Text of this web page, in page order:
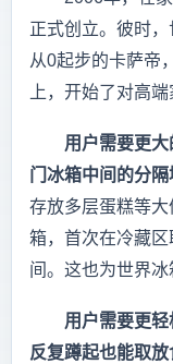
正式创立。彼时
从0起步的卡萨帝
上，开始了对高端
用户需要更大
门冰箱中间的分隔
存放多层蛋糕等
箱，首次在冷藏
间。这也为世界冰
用户需要更轻
反复蹲起也能取放